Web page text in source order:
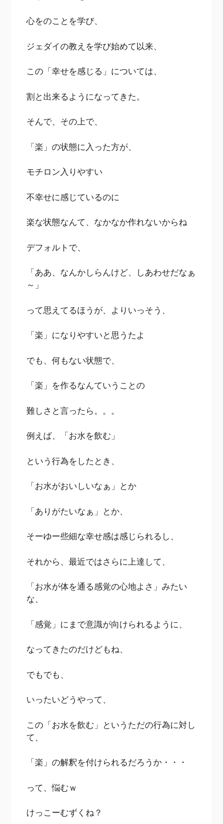
心をのことを学び、
ジェダイの教えを学び始めて以来、
この「幸せを感じる」については、
割と出来るようになってきた。
そんで、その上で、
「楽」の状態に入った方が、
モチロン入りやすい
不幸せに感じているのに
楽な状態なんて、なかなか作れないからね
デフォルトで、
「ああ、なんかしらんけど、しあわせだなぁ
～」
って思えてるほうが、よりいっそう、
「楽」になりやすいと思うたよ
でも、何もない状態で、
「楽」を作るなんていうことの
難しさと言ったら。。。
例えば、「お水を飲む」
という行為をしたとき、
「お水がおいしいなぁ」とか
「ありがたいなぁ」とか、
そーゆー些細な幸せ感は感じられるし、
それから、最近ではさらに上達して、
「お水が体を通る感覚の心地よさ」みたい
な、
「感覚」にまで意識が向けられるように、
なってきたのだけどもね、
でもでも、
いったいどうやって、
この「お水を飲む」というただの行為に対し
て、
「楽」の解釈を付けられるだろうか・・・
って、悩むｗ
けっこーむずくね？